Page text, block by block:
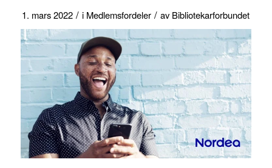
1. mars 2022 / i Medlemsfordeler / av Bibliotekarforbundet